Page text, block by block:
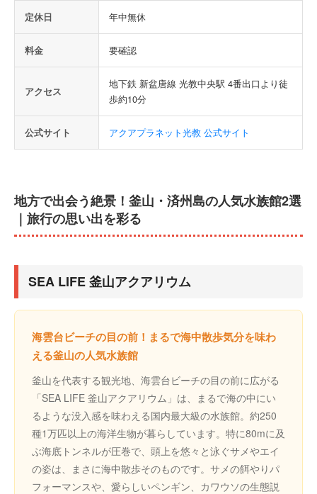
定休日 年中無休
料金 要確認
アクセス
地下鉄 新盆唐線 光教中央駅 4番出口より徒
歩約10分
公式サイト アクアプラネット光教 公式サイト
地方で出会う絶景！釜山・済州島の人気水族館2選
｜旅行の思い出を彩る
SEA LIFE 釜山アクアリウム
海雲台ビーチの目の前！まるで海中散歩気分を味わ
える釜山の人気水族館
釜山を代表する観光地、海雲台ビーチの目の前に広がる
「SEA LIFE 釜山アクアリウム」は、まるで海の中にい
るような没入感を味わえる国内最大級の水族館。約250
種1万匹以上の海洋生物が暮らしています。特に80mに及
ぶ海底トンネルが圧巻で、頭上を悠々と泳ぐサメやエイ
の姿は、まさに海中散歩そのものです。サメの餌やりパ
フォーマンスや、愛らしいペンギン、カワウソの生態説